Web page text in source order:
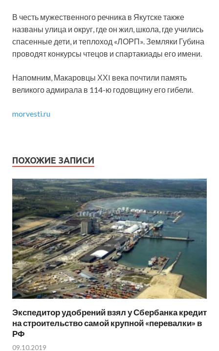
В честь мужественного речника в Якутске также
названы улица и округ, где он жил, школа, где учились
спасенные дети, и теплоход «ЛОРП». Земляки Губина
проводят конкурсы чтецов и спартакиады его имени.
Напомним, Макаровцы ХХI века почтили память
великого адмирала в 114-ю годовщину его гибели.
morvesti.ru
ПОХОЖИЕ ЗАПИСИ
Экспедитор удобрений взял у Сбербанка кредит
на строительство самой крупной «перевалки» в
РФ
09.10.2019